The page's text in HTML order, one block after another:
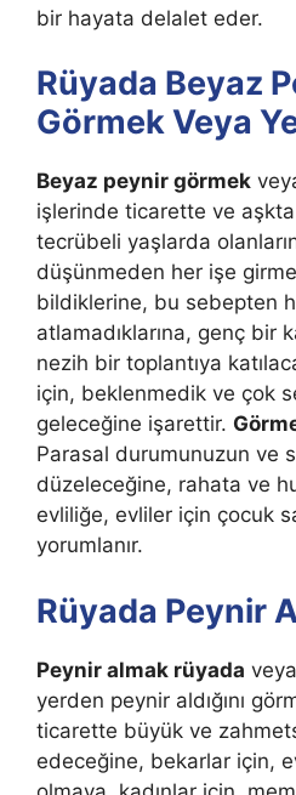
bir hayata delalet eder.
Rüyada Beyaz
Görmek Veya
Beyaz peynir görmek
işlerinde ticarette ve
tecrübeli yaşlarda
düşünmeden her işe
bildiklerine, bu sebepten
atlamadıklarına, genç bir
nezih bir toplantıya
için, beklenmedik ve çok
geleceğine işarettir.
Parasal durumunuzun ve
düzeleceğine, rahata ve
evliliğe, evliler için çocuk
yorumlanır.
Rüyada Peynir
Peynir almak rüyada
yerden peynir aldığını
ticarette büyük ve
edeceğine, bekarlar için,